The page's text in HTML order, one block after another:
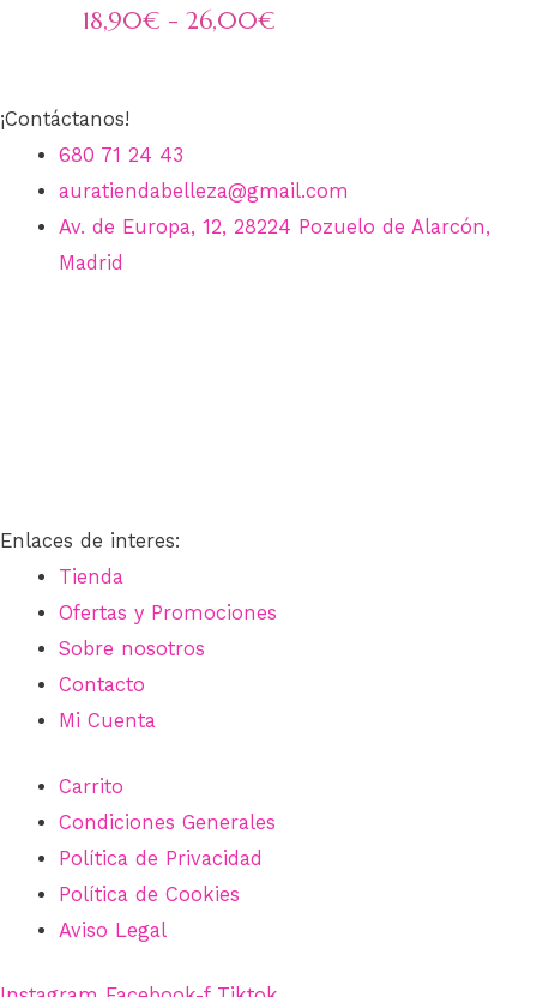
18,90€ - 26,00€
18,90€
hasta
¡Contáctanos!
680 71 24 43
auratiendabelleza@gmail.com
Av. de Europa, 12, 28224 Pozuelo de Alarcón,
Madrid
Enlaces de interes:
Tienda
Ofertas y Promociones
Sobre nosotros
Contacto
Mi Cuenta
Carrito
Condiciones Generales
Política de Privacidad
Política de Cookies
Aviso Legal